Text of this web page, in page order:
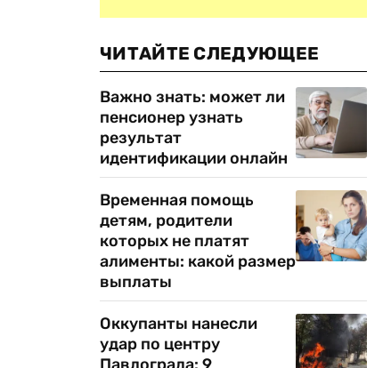
ЧИТАЙТЕ СЛЕДУЮЩЕЕ
Важно знать: может ли
пенсионер узнать
результат
идентификации онлайн
Временная помощь
детям, родители
которых не платят
алименты: какой размер
выплаты
Оккупанты нанесли
удар по центру